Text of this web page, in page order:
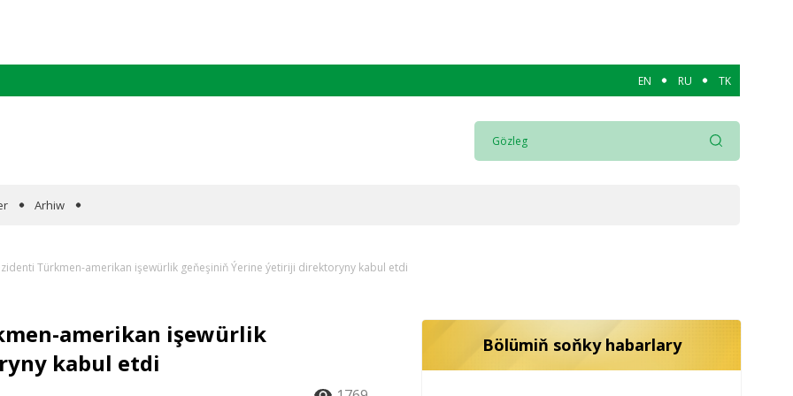
EN RU TK
Arhiw
Türkmen-amerikan işewürlik geňeşiniň Ýerine ýetiriji direktoryny kabul etdi
amerikan işewürlik
kabul etdi
Bölümiň soňky habarlary